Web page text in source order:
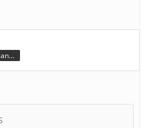
Adjunct-Hoofdcommandeur